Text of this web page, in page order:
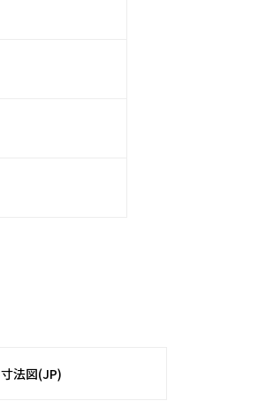
法図(JP)